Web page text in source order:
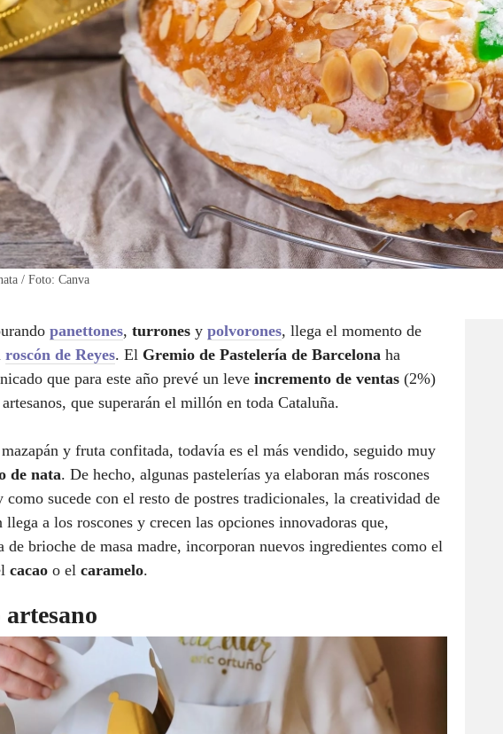
/ Foto: Canva
panettones, turrones y polvorones, llega el momento de
roscón de Reyes. El Gremio de Pastelería de Barcelona ha
que para este año prevé un leve incremento de ventas (2%)
que superarán el millón en toda Cataluña.
y fruta confitada, todavía es el más vendido, seguido muy
de nata. De hecho, algunas pastelerías ya elaboran más roscones
como sucede con el resto de postres tradicionales, la creatividad de
llega a los roscones y crecen las opciones innovadoras que,
de brioche de masa madre, incorporan nuevos ingredientes como el
cacao o el caramelo.